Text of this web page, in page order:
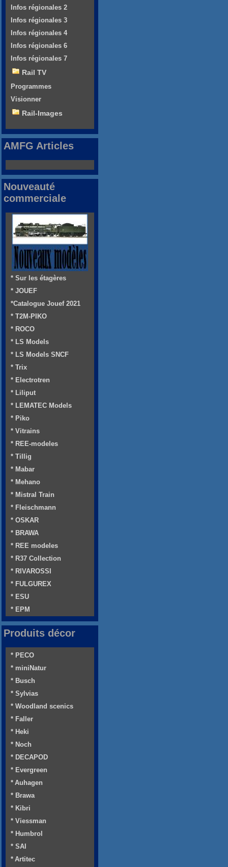
Infos régionales 2
Infos régionales 3
Infos régionales 4
Infos régionales 6
Infos régionales 7
Rail TV
Programmes
Visionner
Rail-Images
AMFG Articles
Nouveauté
commerciale
* Sur les étagères
* JOUEF
*Catalogue Jouef 2021
* T2M-PIKO
* ROCO
* LS Models
* LS Models SNCF
* Trix
* Electrotren
* Liliput
* LEMATEC Models
* Piko
* Vitrains
* REE-modeles
* Tillig
* Mabar
* Mehano
* Mistral Train
* Fleischmann
* OSKAR
* BRAWA
* REE modeles
* R37 Collection
* RIVAROSSI
* FULGUREX
* ESU
* EPM
Produits décor
* PECO
* miniNatur
* Busch
* Sylvias
* Woodland scenics
* Faller
* Heki
* Noch
* DECAPOD
* Evergreen
* Auhagen
* Brawa
* Kibri
* Viessman
* Humbrol
* SAI
* Artitec